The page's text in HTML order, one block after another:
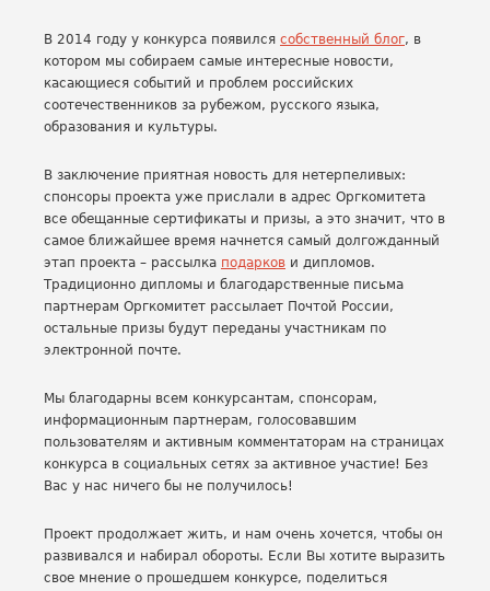
В 2014 году у конкурса появился собственный блог, в
котором мы собираем самые интересные новости,
касающиеся событий и проблем российских
соотечественников за рубежом, русского языка,
образования и культуры.
В заключение приятная новость для нетерпеливых:
спонсоры проекта уже прислали в адрес Оргкомитета
все обещанные сертификаты и призы, а это значит, что в
самое ближайшее время начнется самый долгожданный
этап проекта – рассылка подарков и дипломов.
Традиционно дипломы и благодарственные письма
партнерам Оргкомитет рассылает Почтой России,
остальные призы будут переданы участникам по
электронной почте.
Мы благодарны всем конкурсантам, спонсорам,
информационным партнерам, голосовавшим
пользователям и активным комментаторам на страницах
конкурса в социальных сетях за активное участие! Без
Вас у нас ничего бы не получилось!
Проект продолжает жить, и нам очень хочется, чтобы он
развивался и набирал обороты. Если Вы хотите выразить
свое мнение о прошедшем конкурсе, поделиться